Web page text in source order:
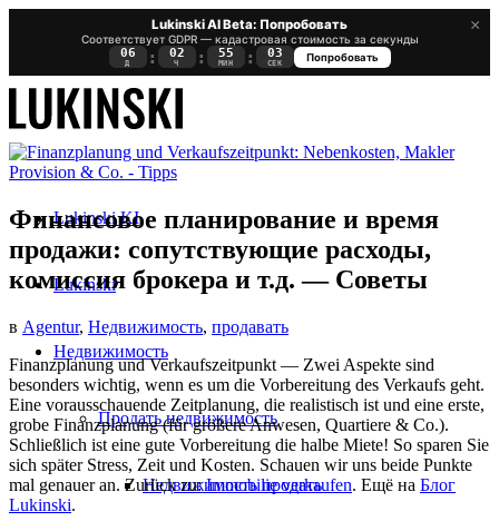
×
Lukinski AI Beta: Попробовать
Соответствует GDPR — кадастровая стоимость за секунды
06
Д : 02
Ч : 55
МИН : 03
СЕК
Попробовать
Lukinski KI
Lukinski
Недвижимость
Продать недвижимость
Недвижимость продать
Финансовое планирование и время
продажи: сопутствующие расходы,
комиссия брокера и т.д. — Советы
в Agentur, Недвижимость, продавать
Finanzplanung und Verkaufszeitpunkt — Zwei Aspekte sind
besonders wichtig, wenn es um die Vorbereitung des Verkaufs geht.
Eine vorausschauende Zeitplanung, die realistisch ist und eine erste,
grobe Finanzplanung (für größere Anwesen, Quartiere & Co.).
Schließlich ist eine gute Vorbereitung die halbe Miete! So sparen Sie
sich später Stress, Zeit und Kosten. Schauen wir uns beide Punkte
mal genauer an. Zurück zu:Immobilie verkaufen. Ещё на Блог
Lukinski.